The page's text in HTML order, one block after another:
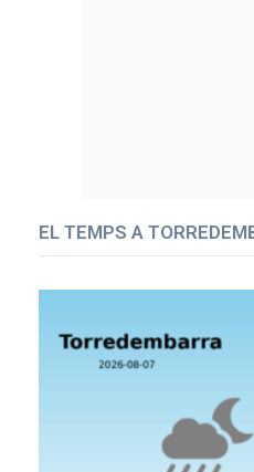
EL TEMPS A